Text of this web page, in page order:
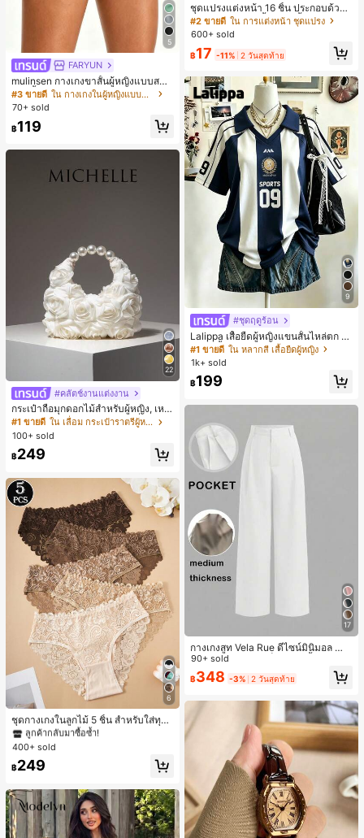
5
FARYUN
mulinsen กางเกงขาสั้นผู้หญิงแบบสบา
ยๆ สีพื้น หลวม อเนกประสงค์ กางเกงขา
สั้นกีฬา 2-In-1 สำหรับวิ่ง ฟิตเนส และก
ารฝึกซ้อมกีฬาในฤดูร้อน
#3 ขายดี
ใน กางเกงในผู้หญิงแบบแอคทีฟ
70+ sold
฿119
22
#คลัตช์งานแต่งงาน
กระเป๋าถือมุกดอกไม้สำหรับผู้หญิง, เหม
าะสำหรับชุดราตรี, ชุดบอล, เครื่องประ
ดับงานแต่งงาน, กระเป๋าสตางค์สุภาพส
ตรีหรูหรา, ของขวัญสำหรับผู้หญิง (ลาย
สุ่ม)
#1 ขายดี
ใน เลื่อม กระเป๋าราตรีผู้หญิง
100+ sold
฿249
6
ชุดกางเกงในลูกไม้ 5 ชิ้น สำหรับใส่ทุกวั
น
#1 ขายดี
ลูกค้ากลับมาซื้อซ้ำ!
#1 ขายดี
ลูกค้ากลับมาซื้อซ้ำ!
#1 ขายดี
ลูกค้ากลับมาซื้อซ้ำ!
#1 ขายดี
400+ sold
฿249
ชุดแปรงแต่งหน้า 16 ชิ้น ประกอบด้วยแ
ปรงแต่งหน้า 13 ชิ้น, ฟองน้ำแต่งหน้ารู
ปหยดน้ำ 1 ชิ้น, แปรงแป้งรองพื้นกลม 1
1 ชิ้น - ชุดคลาสสิก ทำจากขนสังเคราะ
หญิงและเด็กผู้หญิง เหมาะสำหรับฤดูใบ
ไม้ร่วงและฤดูหนาว
#2 ขายดี ใน การแต่งหน้า ชุดแปรง
600+ sold
฿17 -11% 2 วันสุดท้าย
9
#ชุดฤดูร้อน
Lalippa เสื้อยืดผู้หญิงแขนสั้นไหล่ตก ค
อวีปกเสื้อ ลายพิมพ์ดิจิทัลลายทาง สไตล์
สปอร์ตแฟชั่นมินิมอล ของขวัญสำหรับเ
พื่อน
#1 ขายดี ใน หลากสี เสื้อยืดผู้หญิง
1k+ sold
฿199
17
กางเกงสูท Vela Rue ดีไซน์มินิมอล น้ำ
หนักเบา โปร่งแสงเล็กน้อย สีน้ำเงินเข้ม
สีพื้น ปิดด้วยซิป ตะขอ และกระดุม ขาก
ว้าง ทรงเพรียว แฟชั่นทุกฤดูกาล สีขาว
90+ sold
฿348 -3% 2 วันสุดท้าย